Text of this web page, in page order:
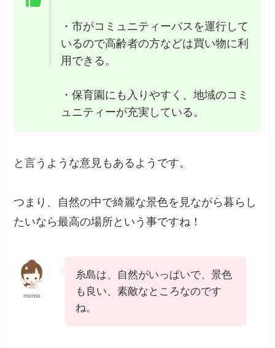
・市がコミュニティーバスを運行して
いるので高齢者の方などは買い物に利
用できる。
・保育園にも入りやすく、地域のコミ
ュニティーが充実している。
と言うような意見もあるようです。
つまり、自然の中で綺麗な景色を見ながら暮らし
たいなら最高の場所という事ですね！
momo
糸島は、自然がいっぱいで、景色
も良い、素敵なところなのです
ね。